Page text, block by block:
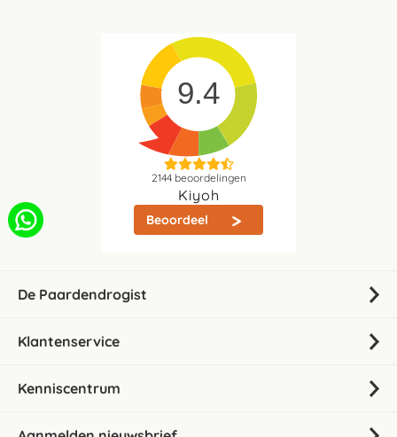
9.4
2144beoordelingen
Kiyoh
Beoordeel
De Paardendrogist
Klantenservice
Kenniscentrum